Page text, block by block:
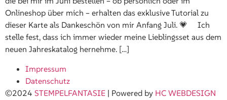
Onlineshop über mich – erhalten das exklusive Tutorial zu
dieser Karte als Dankeschön von mir Anfang Juli. 💗 Ich
stelle fest, dass ich immer wieder meine Lieblingsset aus dem
neuen Jahreskatalog hernehme. […]
Impressum
Datenschutz
©2024 STEMPELFANTASIE | Powered by HC WEBDESIGN